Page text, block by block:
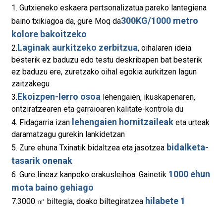
1. Gutxieneko eskaera pertsonalizatua pareko lantegiena
baino txikiagoa da, gure Moq da300KG/1000 metro
kolore bakoitzeko
2.Laginak aurkitzeko zerbitzua, oihalaren ideia
besterik ez baduzu edo testu deskribapen bat besterik
ez baduzu ere, zuretzako oihal egokia aurkitzen lagun
zaitzakegu
3.Ekoizpen-lerro osoa lehengaien, ikuskapenaren,
ontziratzearen eta garraioaren kalitate-kontrola du
4. Fidagarria izan lehengaien hornitzaileaketa urteak
daramatzagu gurekin lankidetzan
5. Zure ehuna Txinatik bidaltzea eta jasotzea bidalketa-
tasarik onenak
6. Gure lineaz kanpoko erakusleihoa: Gainetik 1000 ehun
mota baino gehiago
7.3000 ㎡ biltegia, doako biltegiratzea hilabete 1